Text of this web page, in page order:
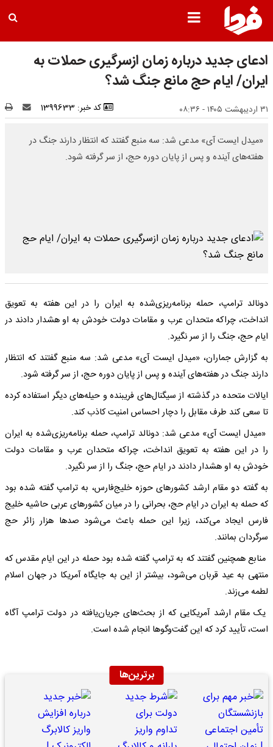
ادعای جدید درباره زمان ازسرگیری حملات به
ایران/ ایام حج مانع جنگ شد؟
۳۱ اردیبهشت ۱۴۰۵ - ۰۸:۳۶ کد خبر: 1399633
«میدل ایست آی» مدعی شد: سه منبع گفتند که انتظار دارند جنگ در
هفته‌های آینده و پس از پایان دوره حج، از سر گرفته شود.
دونالد ترامپ، حمله برنامه‌ریزی‌شده به ایران را در این هفته به تعویق
انداخت، چراکه متحدان عرب و مقامات دولت خودش به او هشدار دادند در
ایام حج، جنگ را از سر نگیرد.
به گزارش جماران، «میدل ایست آی» مدعی شد: سه منبع گفتند که انتظار
دارند جنگ در هفته‌های آینده و پس از پایان دوره حج، از سر گرفته شود.
ایالات متحده در گذشته از سیگنال‌های فریبنده و حیله‌های دیگر استفاده کرده
تا سعی کند طرف مقابل را دچار احساس امنیت کاذب کند.
«میدل ایست آی» مدعی شد: دونالد ترامپ، حمله برنامه‌ریزی‌شده به ایران
را در این هفته به تعویق انداخت، چراکه متحدان عرب و مقامات دولت
خودش به او هشدار دادند در ایام حج، جنگ را از سر نگیرد.
به گفته دو مقام ارشد کشورهای حوزه خلیج‌فارس، به ترامپ گفته شده بود
که حمله به ایران در ایام حج، بحرانی را در میان کشورهای عربی حاشیه خلیج
فارس ایجاد می‌کند، زیرا این حمله باعث می‌شود صدها هزار زائر حج
سرگردان بمانند.
منابع همچنین گفتند که به ترامپ گفته شده بود حمله در این ایام مقدس که
منتهی به عید قربان می‌شود، بیشتر از این به جایگاه آمریکا در جهان اسلام
لطمه می‌زند.
یک مقام ارشد آمریکایی که از بحث‌های جریان‌یافته در دولت ترامپ آگاه
است، تأیید کرد که این گفت‌وگوها انجام شده است.
برترین‌ها